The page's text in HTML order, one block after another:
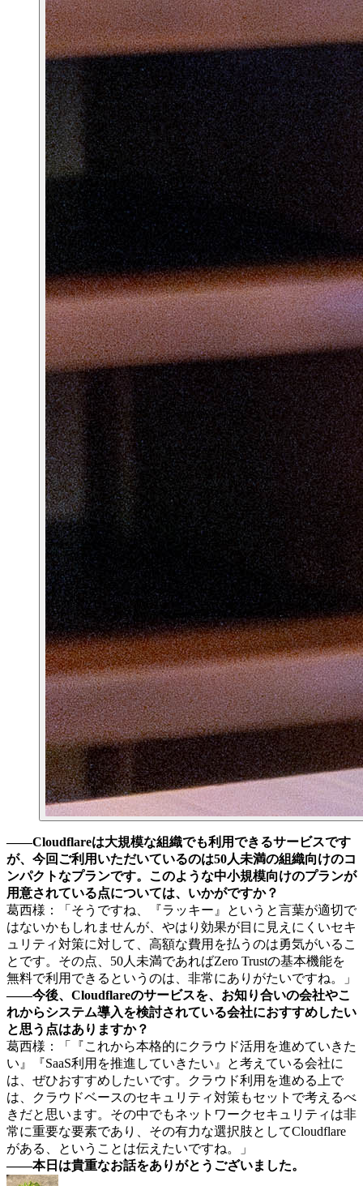
――Cloudflareは大規模な組織でも利用できるサービスです
が、今回ご利用いただいているのは50人未満の組織向けのコ
ンパクトなプランです。このような中小規模向けのプランが
用意されている点については、いかがですか？
葛西様：「そうですね、『ラッキー』というと言葉が適切で
はないかもしれませんが、やはり効果が目に見えにくいセキ
ュリティ対策に対して、高額な費用を払うのは勇気がいるこ
とです。その点、50人未満であればZero Trustの基本機能を
無料で利用できるというのは、非常にありがたいですね。」
――今後、Cloudflareのサービスを、お知り合いの会社やこ
れからシステム導入を検討されている会社におすすめしたい
と思う点はありますか？
葛西様：「『これから本格的にクラウド活用を進めていきた
い』『SaaS利用を推進していきたい』と考えている会社に
は、ぜひおすすめしたいです。クラウド利用を進める上で
は、クラウドベースのセキュリティ対策もセットで考えるべ
きだと思います。その中でもネットワークセキュリティは非
常に重要な要素であり、その有力な選択肢としてCloudflare
がある、ということは伝えたいですね。」
――本日は貴重なお話をありがとうございました。